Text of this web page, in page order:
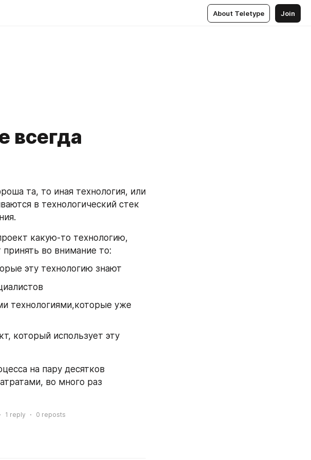
About Teletype Join
всегда
та, то иная технология, или
в технологический стек
какую-то технологию,
во внимание то:
эту технологию знают
технологиями,которые уже
который использует эту
на пару десятков
во много раз
1 reply 0 reposts